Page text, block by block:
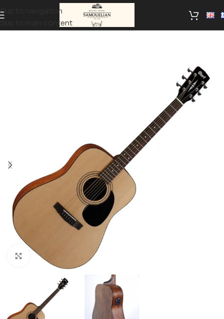
Skip to navigation
Skip to main content
Click to enlarge